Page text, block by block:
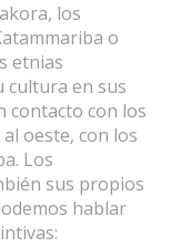
los
o
etnias
cultura en sus
contacto con los
oeste, con los
Los
sus propios
hablar